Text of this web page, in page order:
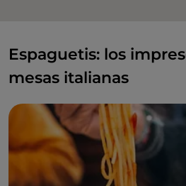
Espaguetis: los
mesas italianas